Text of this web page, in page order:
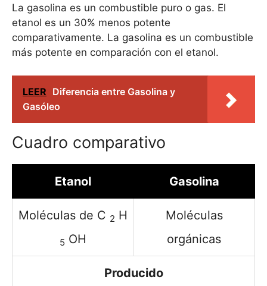
La gasolina es un combustible puro o gas. El
etanol es un 30% menos potente
comparativamente. La gasolina es un combustible
más potente en comparación con el etanol.
LEER Diferencia entre Gasolina y
Gasóleo
Cuadro comparativo
Etanol Gasolina
Moléculas de C 2 H
5 OH
Moléculas
orgánicas
Producido